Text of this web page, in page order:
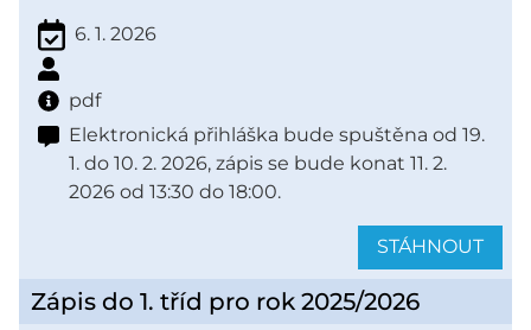
6. 1. 2026
pdf
Elektronická přihláška bude spuštěna od 19.
1. do 10. 2. 2026, zápis se bude konat 11. 2.
2026 od 13:30 do 18:00.
STÁHNOUT
Zápis do 1. tříd pro rok 2025/2026